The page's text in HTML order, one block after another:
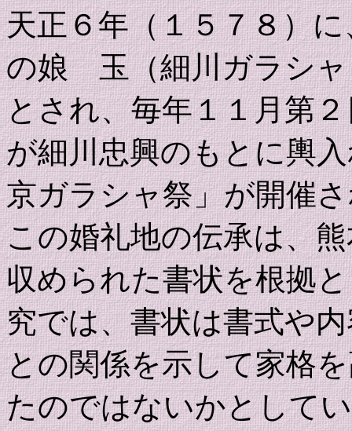
天正６年（１５７８）
の娘 玉（細川ガラシャ
とされ、毎年１１月第
が細川忠興のもとに輿
京ガラシャ祭」が開催
この婚礼地の伝承は、
収められた書状を根拠
究では、書状は書式や
との関係を示して家格
たのではないかとして